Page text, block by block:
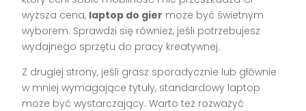
wyższa cena, laptop do gier może być świetnym
wyborem. Sprawdzi się również, jeśli potrzebujesz
wydajnego sprzętu do pracy kreatywnej.
Z drugiej strony, jeśli grasz sporadycznie lub głównie
w mniej wymagające tytuły, standardowy laptop
może być wystarczający. Warto też rozważyć